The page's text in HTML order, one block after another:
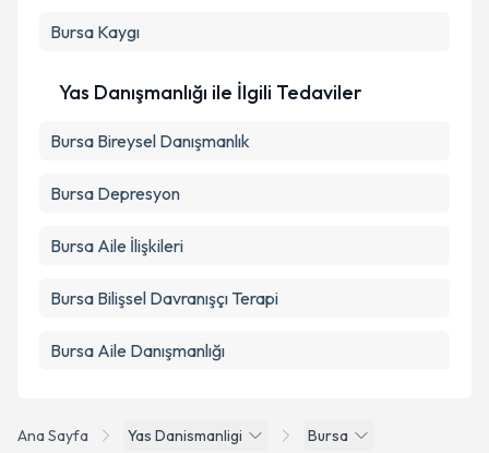
Ana Sayfa Yas Danismanligi Bursa
Bursa Kaygı
Yas Danışmanlığı ile İlgili Tedaviler
Bursa Bireysel Danışmanlık
Bursa Depresyon
Bursa Aile İlişkileri
Bursa Bilişsel Davranışçı Terapi
Bursa Aile Danışmanlığı